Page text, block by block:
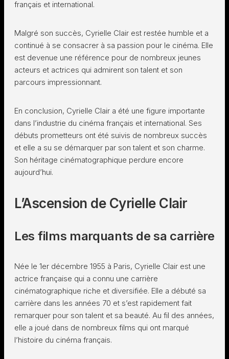
français et international.
Malgré son succès, Cyrielle Clair est restée humble et a
continué à se consacrer à sa passion pour le cinéma. Elle
est devenue une référence pour de nombreux jeunes
acteurs et actrices qui admirent son talent et son
parcours impressionnant.
En conclusion, Cyrielle Clair a été une figure importante
dans l’industrie du cinéma français et international. Ses
débuts prometteurs ont été suivis de nombreux succès
et elle a su se démarquer par son talent et son charme.
Son héritage cinématographique perdure encore
aujourd’hui.
L’Ascension de Cyrielle Clair
Les films marquants de sa carrière
Née le 1er décembre 1955 à Paris, Cyrielle Clair est une
actrice française qui a connu une carrière
cinématographique riche et diversifiée. Elle a débuté sa
carrière dans les années 70 et s’est rapidement fait
remarquer pour son talent et sa beauté. Au fil des années,
elle a joué dans de nombreux films qui ont marqué
l’histoire du cinéma français.